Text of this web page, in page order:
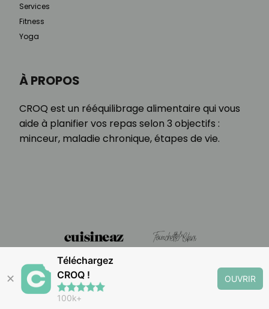
À PROPOS
CROQ est un rééquilibrage alimentaire qui vous
aide à planifier vos repas selon 3 objectifs :
minceur, maladie chronique, étapes de vie.
Services
Fitness
Yoga
✕
Téléchargez
CROQ !
100k+
OUVRIR